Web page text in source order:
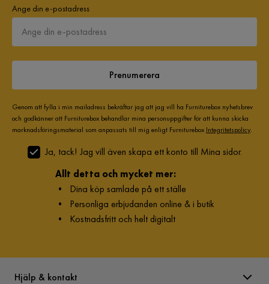
Ange din e-postadress
Prenumerera
Genom att fylla i min mailadress bekräftar jag att jag vill ha Furniturebox nyhetsbrev
och godkänner att Furniturebox behandlar mina personuppgifter för att kunna skicka
marknadsföringsmaterial som anpassats till mig enligt Furniturebox Integritetspolicy.
Ja, tack! Jag vill även skapa ett konto till Mina sidor.
Allt detta och mycket mer:
• Dina köp samlade på ett ställe
• Personliga erbjudanden online & i butik
• Kostnadsfritt och helt digitalt
Hjälp & kontakt